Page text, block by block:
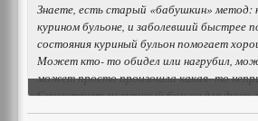
Знаете, есть старый «бабушкин» метод:
курином бульоне, и заболевший быстрее
состояния куриный бульон помогает
Может кто- то обидел или нагрубил,
может просто произошла какая- то
Существует ли куриный бульон для
Читатели Хабаровска могут